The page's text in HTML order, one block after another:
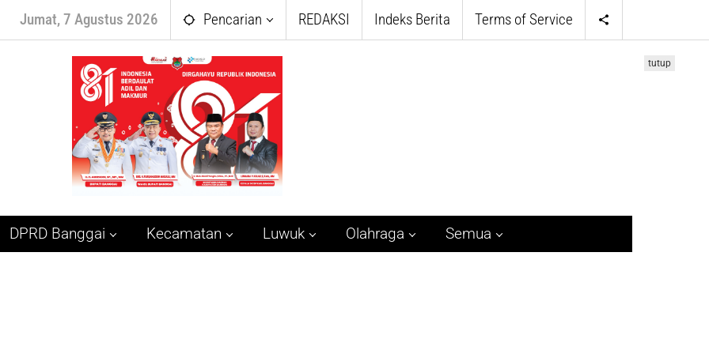
Jumat, 7 Agustus 2026 Pencarian REDAKSI Indeks Berita Terms of Service
DPRD Banggai Kecamatan Luwuk Olahraga Semua
tutup